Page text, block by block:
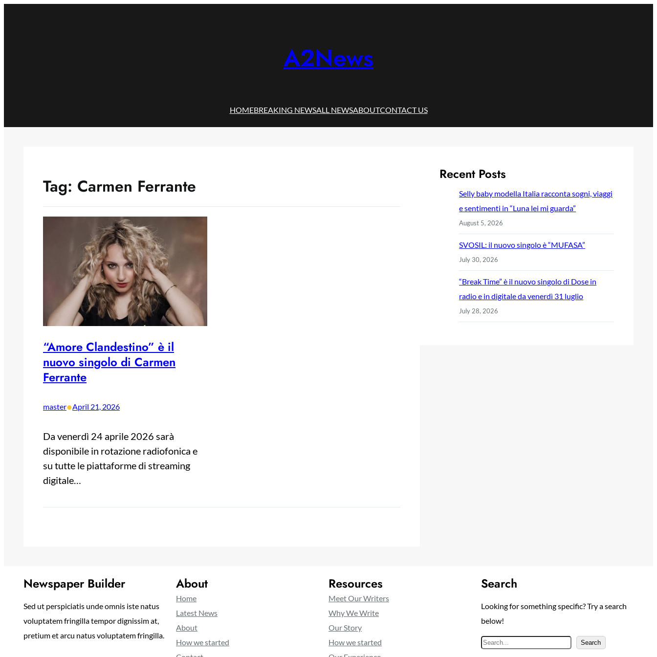
A2News
HOMEBREAKING NEWSALL NEWSABOUTCONTACT US
Tag: Carmen Ferrante
“Amore Clandestino” è il
nuovo singolo di Carmen
Ferrante
master•April 21, 2026
Da venerdì 24 aprile 2026 sarà
disponibile in rotazione radiofonica e
su tutte le piattaforme di streaming
digitale…
Recent Posts
Selly baby modella Italia racconta sogni, viaggi
e sentimenti in “Luna lei mi guarda”
August 5, 2026
SVOSIL: il nuovo singolo è “MUFASA”
July 30, 2026
“Break Time” è il nuovo singolo di Dose in
radio e in digitale da venerdì 31 luglio
July 28, 2026
Newspaper Builder
Sed ut perspiciatis unde omnis iste natus
voluptatem fringilla tempor dignissim at,
pretium et arcu natus voluptatem fringilla.
About
Home
Latest News
About
How we started
Resources
Meet Our Writers
Why We Write
Our Story
How we started
Search
Looking for something specific? Try a search
below!
S
Search